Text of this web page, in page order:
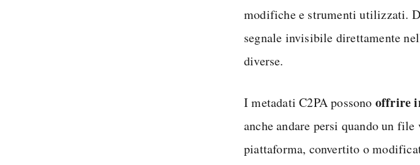
modifiche e strumenti utilizzati.
segnale invisibile direttamente
diverse.
I metadati C2PA possono offrire
anche andare persi quando un
piattaforma, convertito o